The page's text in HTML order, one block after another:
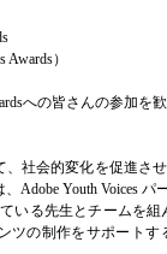
）
への皆さんの参加を
社会的変化を促進さ
Adobe Youth Voices
いる先生とチームを
ツの制作をサポート